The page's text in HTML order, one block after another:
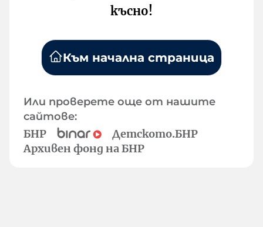
късно!
Към начална страница
Или проверете още от нашите
сайтове:
БНР
Детското.БНР
Архивен фонд на БНР